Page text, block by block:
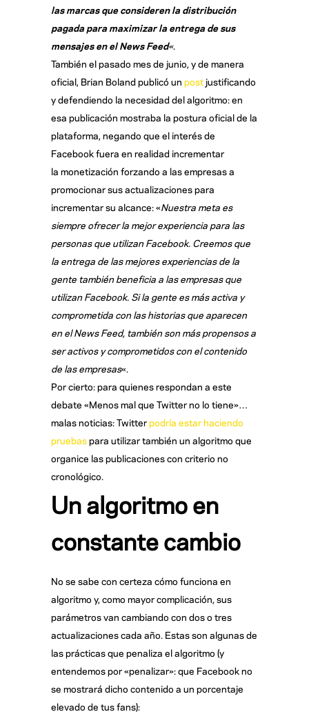
las marcas que consideren la distribución
pagada para maximizar la entrega de sus
mensajes en el News Feed«.
También el pasado mes de junio, y de manera
oficial, Brian Boland publicó un post justificando
y defendiendo la necesidad del algoritmo: en
esa publicación mostraba la postura oficial de la
plataforma, negando que el interés de
Facebook fuera en realidad incrementar
la monetización forzando a las empresas a
promocionar sus actualizaciones para
incrementar su alcance: «Nuestra meta es
siempre ofrecer la mejor experiencia para las
personas que utilizan Facebook. Creemos que
la entrega de las mejores experiencias de la
gente también beneficia a las empresas que
utilizan Facebook. Si la gente es más activa y
comprometida con las historias que aparecen
en el News Feed, también son más propensos a
ser activos y comprometidos con el contenido
de las empresas«.
Por cierto: para quienes respondan a este
debate «Menos mal que Twitter no lo tiene»…
malas noticias: Twitterpodría estar haciendo
pruebaspara utilizar también un algoritmo que
organice las publicaciones con criterio no
cronológico.
Un algoritmo en
constante cambio
No se sabe con certeza cómo funciona en
algoritmo y, como mayor complicación, sus
parámetros van cambiando con dos o tres
actualizaciones cada año. Estas son algunas de
las prácticas que penaliza el algoritmo (y
entendemos por «penalizar»: que Facebook no
se mostrará dicho contenido a un porcentaje
elevado de tus fans):